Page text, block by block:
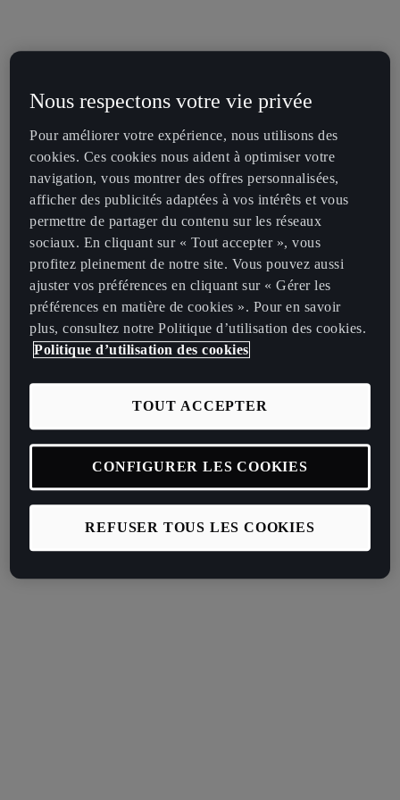
Nous respectons votre vie privée
Pour améliorer votre expérience, nous utilisons des
cookies. Ces cookies nous aident à optimiser votre
navigation, vous montrer des offres personnalisées,
afficher des publicités adaptées à vos intérêts et vous
permettre de partager du contenu sur les réseaux
sociaux. En cliquant sur « Tout accepter », vous
profitez pleinement de notre site. Vous pouvez aussi
ajuster vos préférences en cliquant sur « Gérer les
préférences en matière de cookies ». Pour en savoir
plus, consultez notre Politique d’utilisation des cookies.
Politique d’utilisation des cookies
REFUSER TOUS LES COOKIES
TOUT ACCEPTER
CONFIGURER LES COOKIES